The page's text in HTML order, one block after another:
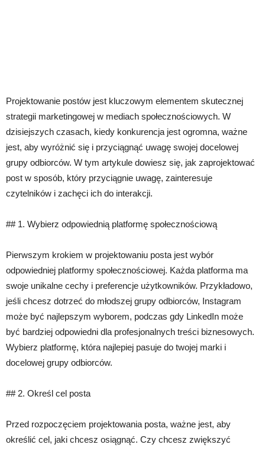
Projektowanie postów jest kluczowym elementem skutecznej
strategii marketingowej w mediach społecznościowych. W
dzisiejszych czasach, kiedy konkurencja jest ogromna, ważne
jest, aby wyróżnić się i przyciągnąć uwagę swojej docelowej
grupy odbiorców. W tym artykule dowiesz się, jak zaprojektować
post w sposób, który przyciągnie uwagę, zainteresuje
czytelników i zachęci ich do interakcji.
## 1. Wybierz odpowiednią platformę społecznościową
Pierwszym krokiem w projektowaniu posta jest wybór
odpowiedniej platformy społecznościowej. Każda platforma ma
swoje unikalne cechy i preferencje użytkowników. Przykładowo,
jeśli chcesz dotrzeć do młodszej grupy odbiorców, Instagram
może być najlepszym wyborem, podczas gdy LinkedIn może
być bardziej odpowiedni dla profesjonalnych treści biznesowych.
Wybierz platformę, która najlepiej pasuje do twojej marki i
docelowej grupy odbiorców.
## 2. Określ cel posta
Przed rozpoczęciem projektowania posta, ważne jest, aby
określić cel, jaki chcesz osiągnąć. Czy chcesz zwiększyć